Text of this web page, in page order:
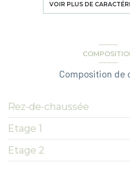
cuisine américaine (équipée)
1 garage(s)
1 parking(s)
VOIR PLUS DE
Composition de
Rez-de-chaussée
entrée
WC
Etage 1
Palier
Etage 2